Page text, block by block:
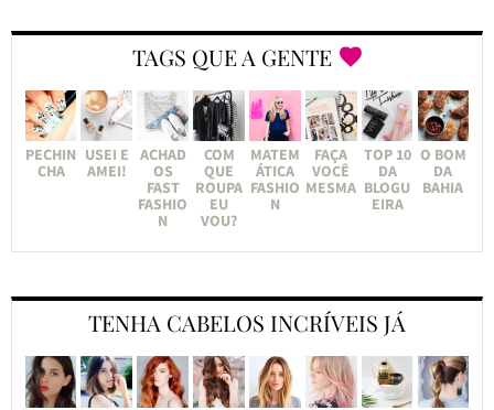
TAGS QUE A GENTE
PECHIN
CHA
USEI E
AMEI!
ACHAD
OS
FAST
FASHIO
N
COM
QUE
ROUPA
EU
VOU?
MATEM
ÁTICA
FASHIO
N
FAÇA
VOCÊ
MESMA
TOP 10
DA
BLOGU
EIRA
O BOM
DA
BAHIA
TENHA CABELOS INCRÍVEIS JÁ